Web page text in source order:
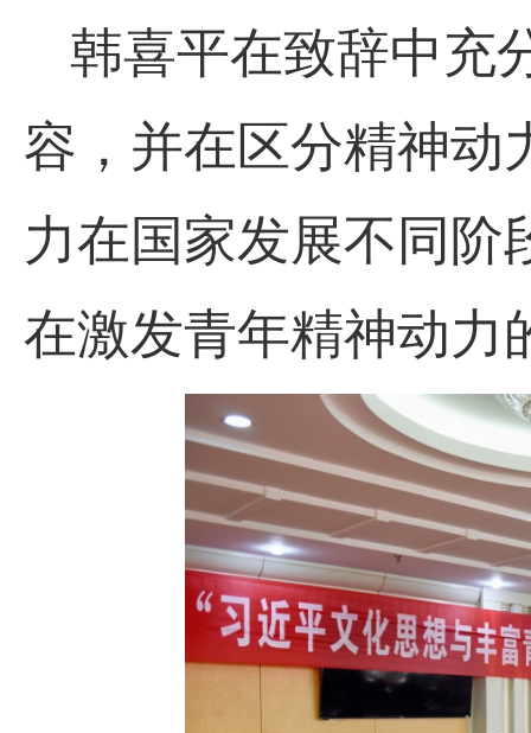
韩喜平在致辞中充
容，并在区分精神动
力在国家发展不同阶
在激发青年精神动力